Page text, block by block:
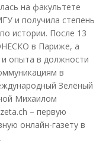
на факультете
и получила степень
истории. После 13
в Париже, а
опыта в должности
в
Зелёный
Михаилом
– первую
онлайн-газету в